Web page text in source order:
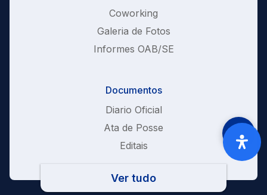
Coworking
Galeria de Fotos
Informes OAB/SE
Documentos
Diario Oficial
Ata de Posse
Editais
Ver tudo